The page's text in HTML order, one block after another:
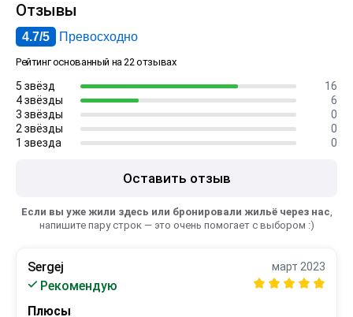
Отзывы
4.7/5 Превосходно
Рейтинг основанный на 22 отзывах
5 звёзд
16
4 звёзды
6
3 звёзды
0
2 звёзды
0
1 звезда
0
Оставить отзыв
Если вы уже жили здесь или бронировали жильё через нас,
напишите пару строк — это очень помогает с выбором :)
Sergej
Рекомендую
март 2023
Плюсы